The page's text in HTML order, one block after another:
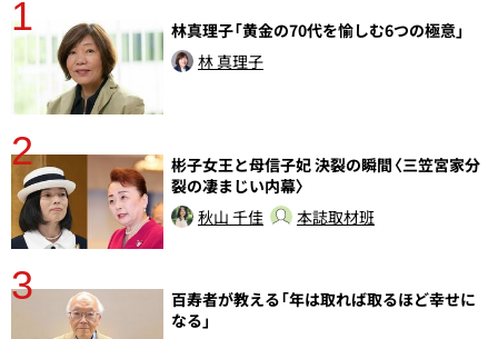
1
林真理子「黄金の70代を愉しむ6つの極意」
林 真理子
2
彬子女王と母信子妃 決裂の瞬間〈三笠宮家分
裂の凄まじい内幕〉
秋山 千佳
本誌取材班
3
百寿者が教える「年は取れば取るほど幸せに
なる」